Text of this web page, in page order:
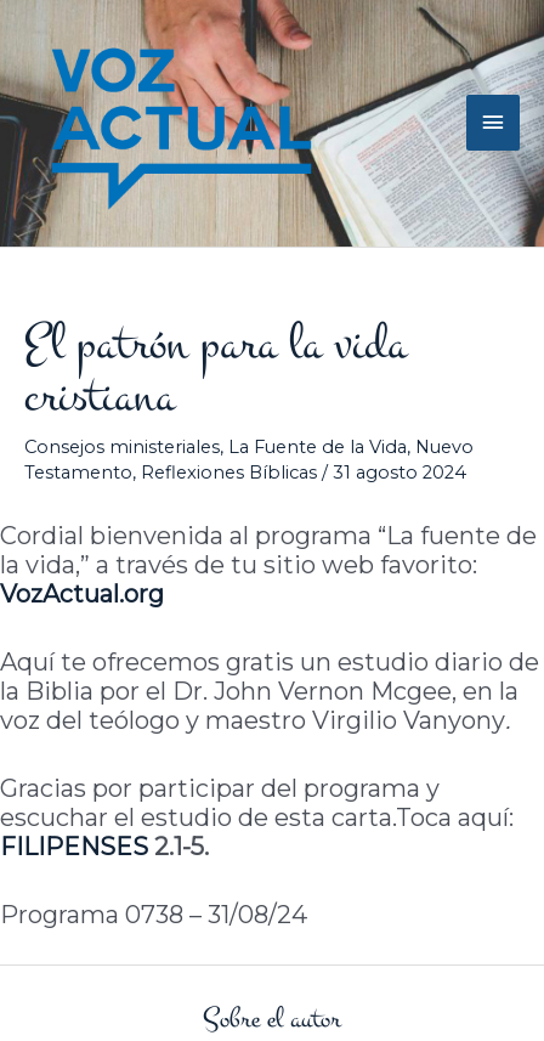
contenido
El patrón para la vida
cristiana
Consejos ministeriales, La Fuente de la Vida, Nuevo
Testamento, Reflexiones Bíblicas /31 agosto 2024
Cordial bienvenida al programa “La fuente de
la vida,” a través de tu sitio web favorito:
VozActual.org
Aquí te ofrecemos gratis un estudio diario de
la Biblia por el Dr. John Vernon Mcgee, en la
voz del teólogo y maestro Virgilio Vanyony.
Gracias por participar del programa y
escuchar el estudio de esta carta.Toca aquí:
FILIPENSES 2.1-5.
Programa 0738 – 31/08/24
Sobre el autor